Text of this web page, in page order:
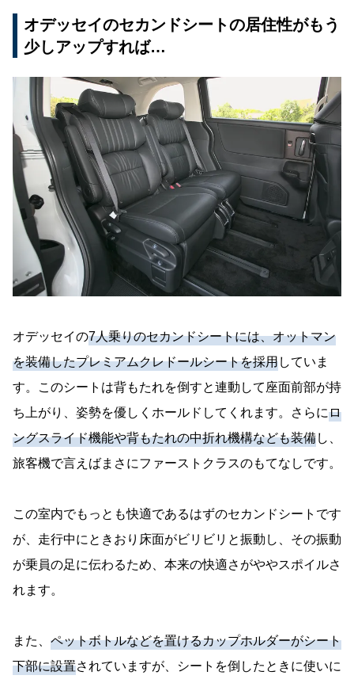
オデッセイのセカンドシートの居住性がもう
少しアップすれば…
オデッセイの7人乗りのセカンドシートには、オットマン
を装備したプレミアムクレドールシートを採用していま
す。このシートは背もたれを倒すと連動して座面前部が持
ち上がり、姿勢を優しくホールドしてくれます。さらにロ
ングスライド機能や背もたれの中折れ機構なども装備し、
旅客機で言えばまさにファーストクラスのもてなしです。
この室内でもっとも快適であるはずのセカンドシートです
が、走行中にときおり床面がビリビリと振動し、その振動
が乗員の足に伝わるため、本来の快適さがややスポイルさ
れます。
また、 ペットボトルなどを置けるカップホルダーがシート
下部に設置されていますが、シートを倒したときに使いに